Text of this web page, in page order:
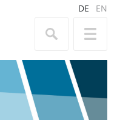
DE EN